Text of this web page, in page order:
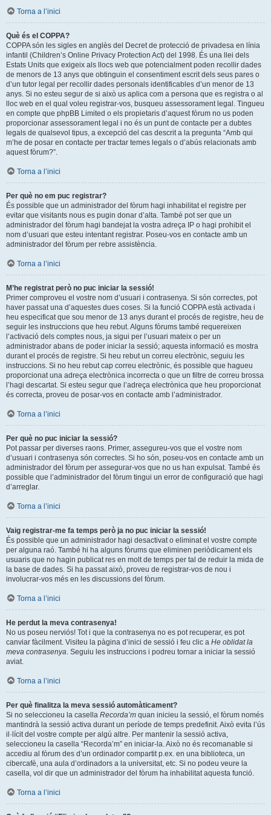
Torna a l’inici
Què és el COPPA?
COPPA són les sigles en anglès del Decret de protecció de privadesa en línia
infantil (Children’s Online Privacy Protection Act) del 1998. És una llei dels
Estats Units que exigeix als llocs web que potencialment poden recollir dades
de menors de 13 anys que obtinguin el consentiment escrit dels seus pares o
d’un tutor legal per recollir dades personals identificables d’un menor de 13
anys. Si no esteu segur de si això us aplica com a persona que es registra o al
lloc web en el qual voleu registrar-vos, busqueu assessorament legal. Tingueu
en compte que phpBB Limited o els propietaris d’aquest fòrum no us poden
proporcionar assessorament legal i no és un punt de contacte per a dubtes
legals de qualsevol tipus, a excepció del cas descrit a la pregunta “Amb qui
m’he de posar en contacte per tractar temes legals o d’abús relacionats amb
aquest fòrum?”.
Torna a l’inici
Per què no em puc registrar?
És possible que un administrador del fòrum hagi inhabilitat el registre per
evitar que visitants nous es pugin donar d’alta. També pot ser que un
administrador del fòrum hagi bandejat la vostra adreça IP o hagi prohibit el
nom d’usuari que esteu intentant registrar. Poseu-vos en contacte amb un
administrador del fòrum per rebre assistència.
Torna a l’inici
M’he registrat però no puc iniciar la sessió!
Primer comproveu el vostre nom d’usuari i contrasenya. Si són correctes, pot
haver passat una d’aquestes dues coses. Si la funció COPPA està activada i
heu especificat que sou menor de 13 anys durant el procés de registre, heu de
seguir les instruccions que heu rebut. Alguns fòrums també requereixen
l’activació dels comptes nous, ja sigui per l’usuari mateix o per un
administrador abans de poder iniciar la sessió; aquesta informació es mostra
durant el procés de registre. Si heu rebut un correu electrònic, seguiu les
instruccions. Si no heu rebut cap correu electrònic, és possible que hagueu
proporcionat una adreça electrònica incorrecta o que un filtre de correu brossa
l’hagi descartat. Si esteu segur que l’adreça electrònica que heu proporcionat
és correcta, proveu de posar-vos en contacte amb l’administrador.
Torna a l’inici
Per què no puc iniciar la sessió?
Pot passar per diverses raons. Primer, assegureu-vos que el vostre nom
d’usuari i contrasenya són correctes. Si ho són, poseu-vos en contacte amb un
administrador del fòrum per assegurar-vos que no us han expulsat. També és
possible que l’administrador del fòrum tingui un error de configuració que hagi
d’arreglar.
Torna a l’inici
Vaig registrar-me fa temps però ja no puc iniciar la sessió!
És possible que un administrador hagi desactivat o eliminat el vostre compte
per alguna raó. També hi ha alguns fòrums que eliminen periòdicament els
usuaris que no hagin publicat res en molt de temps per tal de reduir la mida de
la base de dades. Si ha passat això, proveu de registrar-vos de nou i
involucrar-vos més en les discussions del fòrum.
Torna a l’inici
He perdut la meva contrasenya!
No us poseu nerviós! Tot i que la contrasenya no es pot recuperar, es pot
canviar fàcilment. Visiteu la pàgina d’inici de sessió i feu clic a He oblidat la
meva contrasenya. Seguiu les instruccions i podreu tornar a iniciar la sessió
aviat.
Torna a l’inici
Per què finalitza la meva sessió automàticament?
Si no seleccioneu la casella Recorda’m quan inicieu la sessió, el fòrum només
mantindrà la sessió activa durant un període de temps predefinit. Això evita l’ús
il·lícit del vostre compte per algú altre. Per mantenir la sessió activa,
seleccioneu la casella “Recorda’m” en iniciar-la. Això no és recomanable si
accediu al fòrum des d’un ordinador compartit p.ex. en una biblioteca, un
cibercafè, una aula d’ordinadors a la universitat, etc. Si no podeu veure la
casella, vol dir que un administrador del fòrum ha inhabilitat aquesta funció.
Torna a l’inici